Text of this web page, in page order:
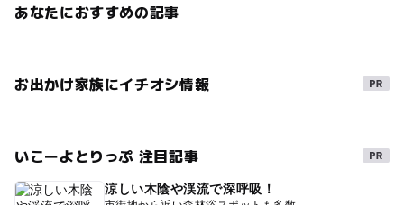
あなたにおすすめの記事
お出かけ家族にイチオシ情報
いこーよとりっぷ 注目記事
涼しい木陰や渓流で深呼吸！